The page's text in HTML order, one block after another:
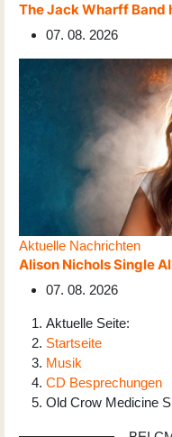
The Jack Wharff Band
07. 08. 2026
Aktuelle Nachrichten
Alison Nichols Single
07. 08. 2026
Aktuelle Seite:
Startseite
Musik
CD Besprechungen
Old Crow Medicine